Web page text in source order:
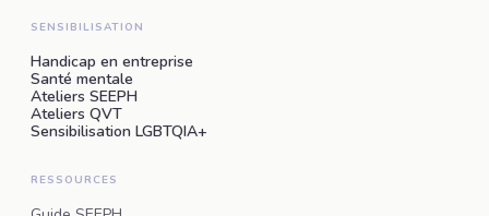
SENSIBILISATION
Handicap en entreprise
Santé mentale
Ateliers SEEPH
Ateliers QVT
Sensibilisation LGBTQIA+
RESSOURCES